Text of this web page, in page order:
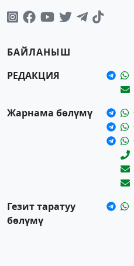
БАЙЛАНЫШ
РЕДАКЦИЯ
Жарнама бөлүмү
Гезит таратуу
бөлүмү